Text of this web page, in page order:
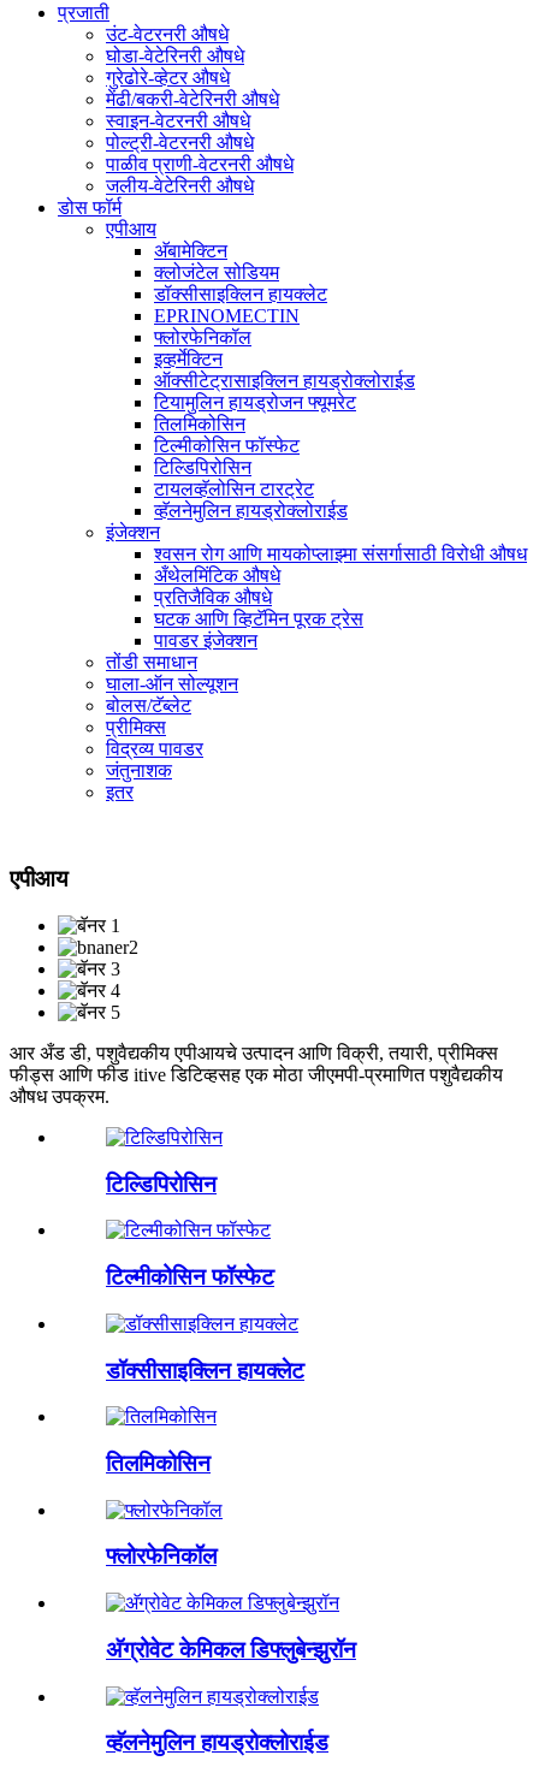
प्रजाती
उंट-वेटरनरी औषधे
घोडा-वेटेरिनरी औषधे
गुरेढोरे-व्हेटर औषधे
मेंढी/बकरी-वेटेरिनरी औषधे
स्वाइन-वेटरनरी औषधे
पोल्ट्री-वेटरनरी औषधे
पाळीव प्राणी-वेटरनरी औषधे
जलीय-वेटेरिनरी औषधे
डोस फॉर्म
एपीआय
अ‍ॅबामेक्टिन
क्लोजंटेल सोडियम
डॉक्सीसाइक्लिन हायक्लेट
EPRINOMECTIN
फ्लोरफेनिकॉल
इव्हर्मेक्टिन
ऑक्सीटेट्रासाइक्लिन हायड्रोक्लोराईड
टियामुलिन हायड्रोजन फ्यूमरेट
तिलमिकोसिन
टिल्मीकोसिन फॉस्फेट
टिल्डिपिरोसिन
टायलव्हॅलोसिन टारट्रेट
व्हॅलनेमुलिन हायड्रोक्लोराईड
इंजेक्शन
श्वसन रोग आणि मायकोप्लाझ्मा संसर्गासाठी विरोधी औषध
अँथेलमिंटिक औषधे
प्रतिजैविक औषधे
घटक आणि व्हिटॅमिन पूरक ट्रेस
पावडर इंजेक्शन
तोंडी समाधान
घाला-ऑन सोल्यूशन
बोलस/टॅब्लेट
प्रीमिक्स
विद्रव्य पावडर
जंतुनाशक
इतर
एपीआय
आर अँड डी, पशुवैद्यकीय एपीआयचे उत्पादन आणि विक्री, तयारी, प्रीमिक्स
फीड्स आणि फीड itive डिटिव्हसह एक मोठा जीएमपी-प्रमाणित पशुवैद्यकीय
औषध उपक्रम.
टिल्डिपिरोसिन
टिल्मीकोसिन फॉस्फेट
डॉक्सीसाइक्लिन हायक्लेट
तिलमिकोसिन
फ्लोरफेनिकॉल
अ‍ॅग्रोवेट केमिकल डिफ्लुबेन्झुरॉन
व्हॅलनेमुलिन हायड्रोक्लोराईड